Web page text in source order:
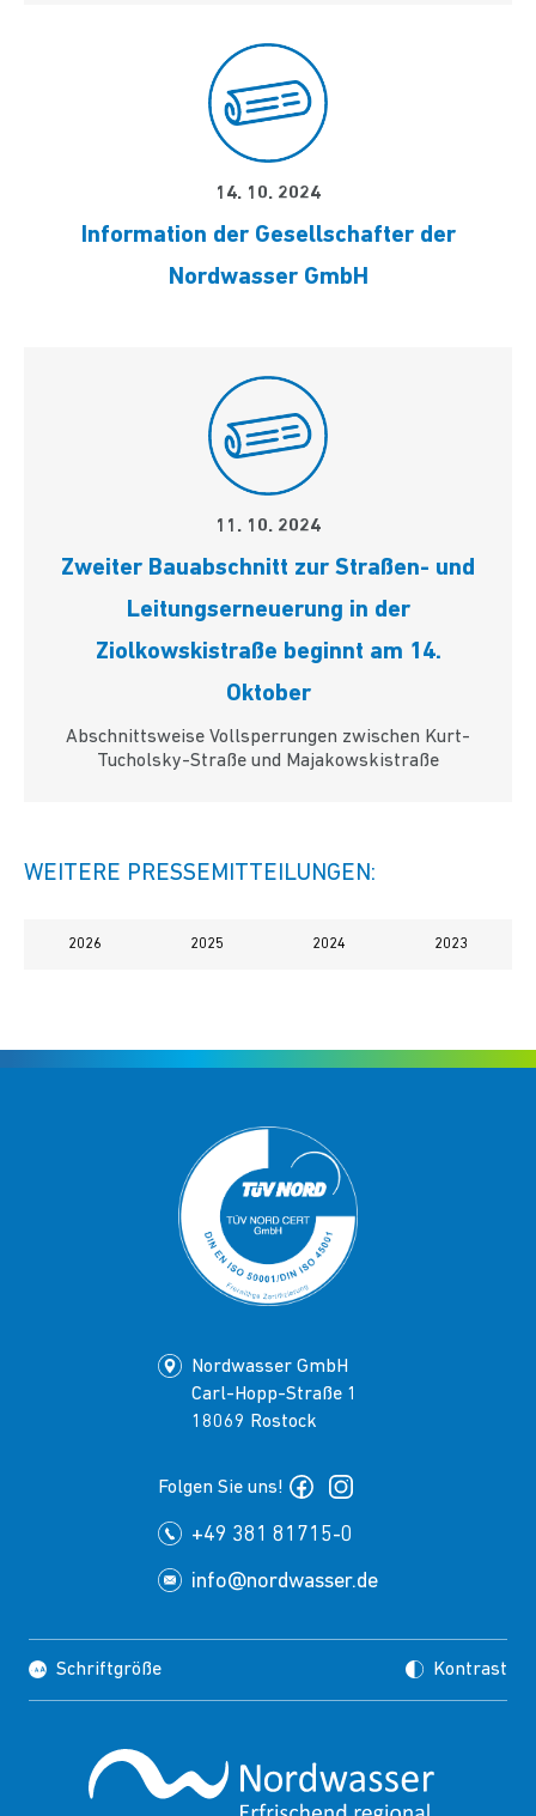
14. 10. 2024
Information der Gesellschafter der
Nordwasser GmbH
11. 10. 2024
Zweiter Bauabschnitt zur Straßen- und
Leitungserneuerung in der
Ziolkowskistraße beginnt am 14.
Oktober
Abschnittsweise Vollsperrungen zwischen Kurt-
Tucholsky-Straße und Majakowskistraße
WEITERE PRESSEMITTEILUNGEN:
2026 2025 2024 2023
+49 381 81715-0
info@nordwasser.de
Nordwasser GmbH
Carl-Hopp-Straße 1
18069 Rostock
Folgen Sie uns!
Schriftgröße Kontrast